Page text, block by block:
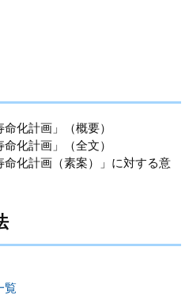
化計画」（概要）
化計画」（全文）
命化計画（素案）」に対する意
覧